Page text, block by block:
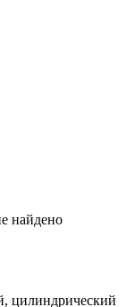
найдено
цилиндрический